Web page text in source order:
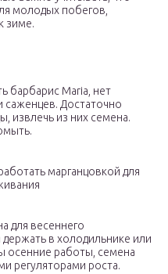
молодых побегов,
зиме.
барбарис Maria, нет
Достаточно
извлечь из них семена.
марганцовкой для
для весеннего
в холодильнике или
осенние работы, семена
регуляторами роста.